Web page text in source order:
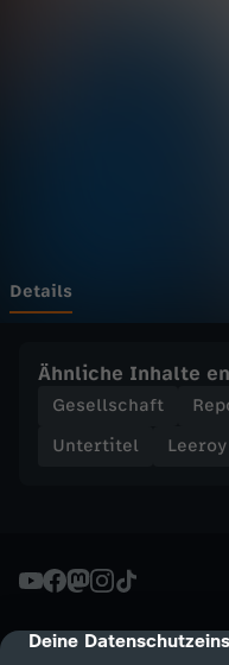
cmp-dialog-
Deine
w
s
n
-
Details
Ähnliche Inhalte
Gesellschaft
Untertitel